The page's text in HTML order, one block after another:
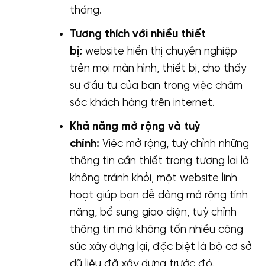
tháng.
Tương thích với nhiều thiết
bị: website hiển thị chuyên nghiệp
trên mọi màn hình, thiết bị, cho thấy
sự đầu tư của bạn trong việc chăm
sóc khách hàng trên internet.
Khả năng mở rộng và tuỳ
chỉnh: Việc mở rộng, tuỳ chỉnh những
thông tin cần thiết trong tương lai là
không tránh khỏi, một website linh
hoạt giúp bạn dễ dàng mở rộng tính
năng, bổ sung giao diện, tuỳ chỉnh
thông tin mà không tốn nhiều công
sức xây dựng lại, đặc biệt là bộ cơ sở